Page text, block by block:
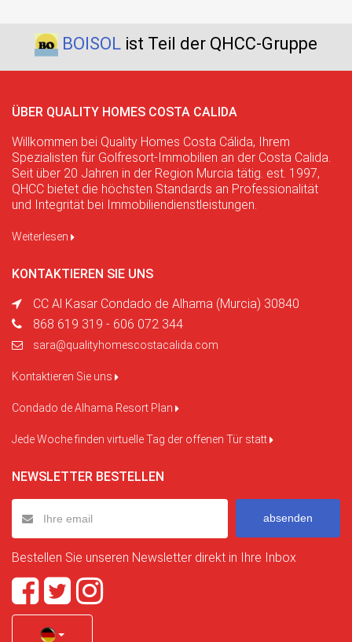
BOISOL ist Teil der QHCC-Gruppe
ÜBER QUALITY HOMES COSTA CALIDA
Willkommen bei Quality Homes Costa Cálida, Ihrem
Spezialisten für Golfresort-Immobilien an der Costa Calida.
Seit über 20 Jahren in der Region Murcia tätig. est. 1997,
QHCC bietet die höchsten Standards an Professionalität
und Integrität bei Immobiliendienstleistungen.
Weiterlesen
KONTAKTIEREN SIE UNS
CC Al Kasar Condado de Alhama (Murcia) 30840
868 619 319 - 606 072 344
sara@qualityhomescostacalida.com
Kontaktieren Sie uns
Condado de Alhama Resort Plan
Jede Woche finden virtuelle Tag der offenen Tür statt
NEWSLETTER BESTELLEN
absenden
Bestellen Sie unseren Newsletter direkt in Ihre Inbox